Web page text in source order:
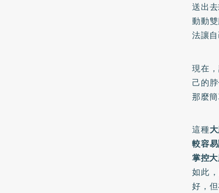
送出
動動
法讓
現在
己的
那麼
這種
較容
掌控
如此
好，